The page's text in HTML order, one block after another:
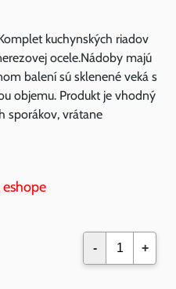
kuchynských riadov
ocele.Nádoby majú
balení sú sklenené veká s
objemu. Produkt je vhodný
sporákov, vrátane
- +